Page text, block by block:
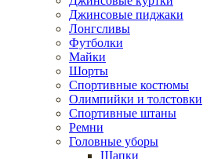
Джинсовые пиджаки
Лонгсливы
Футболки
Майки
Шорты
Спортивные костюмы
Олимпийки и толстовки
Спортивные штаны
Ремни
Головные уборы
Шапки